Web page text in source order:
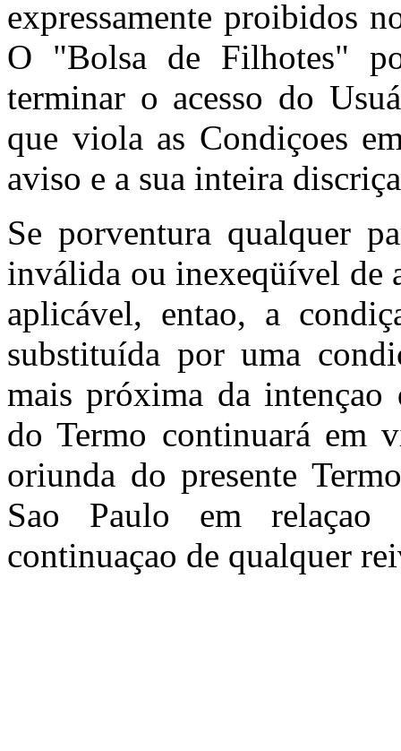
expressamente proibidos
O "Bolsa de Filhotes"
terminar o acesso do
que viola as Condiçoes
aviso e a sua inteira
Se porventura qualquer
inválida ou inexeqüível de
aplicável, entao, a
substituída por uma
mais próxima da
do Termo continuará em
oriunda do presente
Sao Paulo em relaçao
continuaçao de qualquer